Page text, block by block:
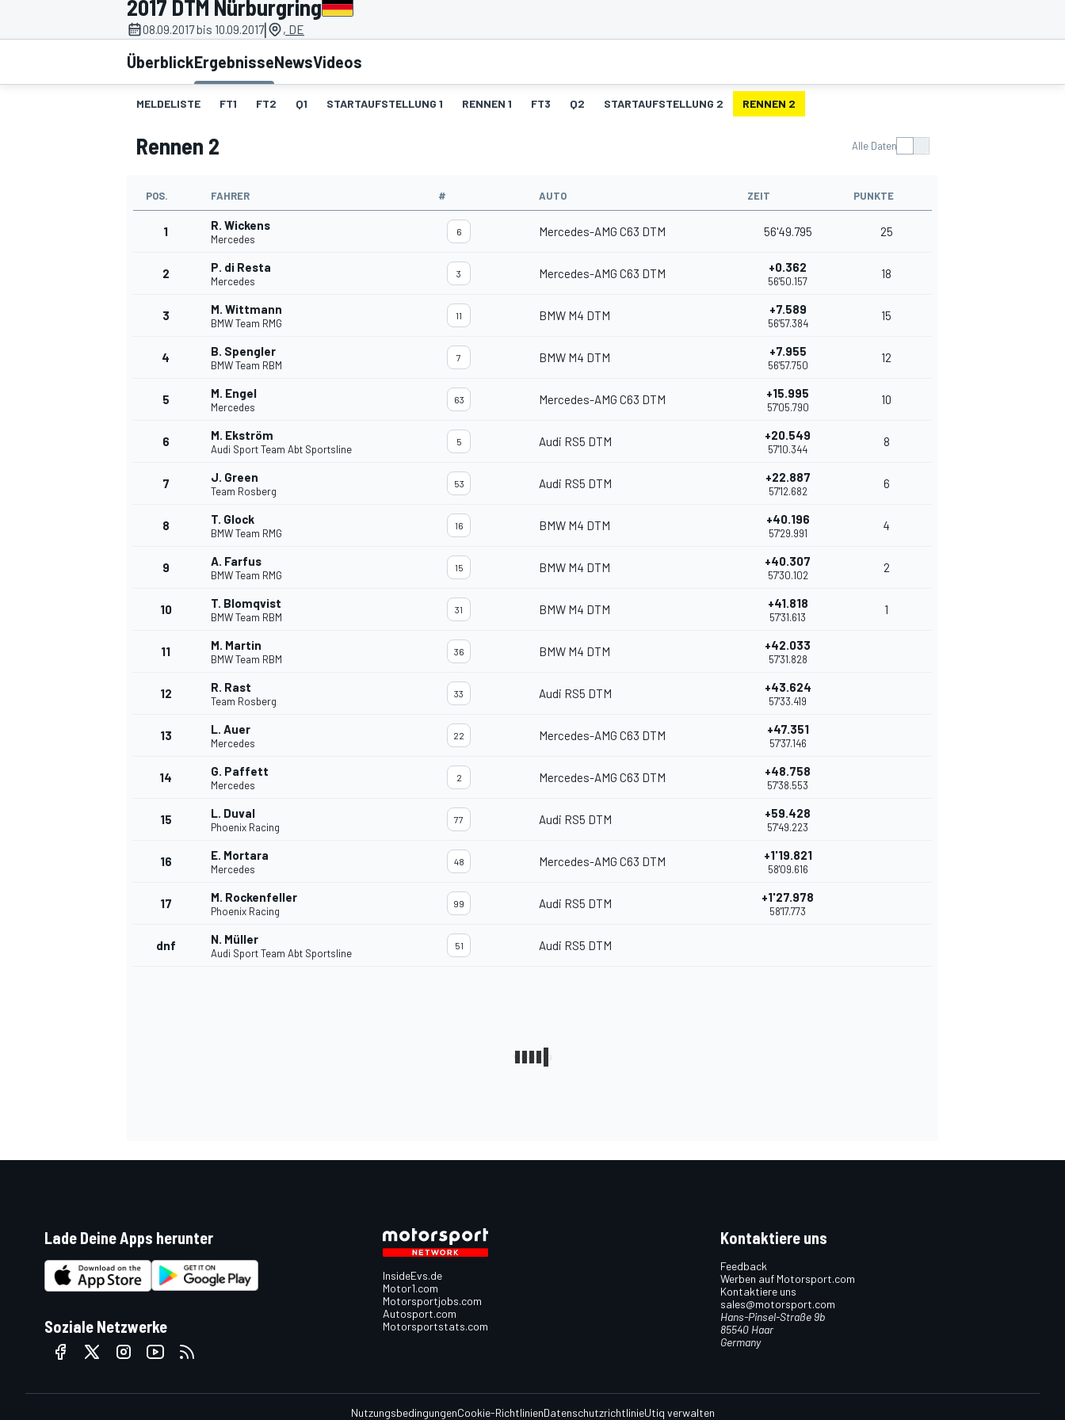
MOTOGP
SPORTWAGEN
2017 DTM Nürburgring
08.09.2017 bis 10.09.2017| , DE
ÜberblickErgebnisseNewsVideos
MELDELISTE FT1 FT2 Q1 STARTAUFSTELLUNG 1 RENNEN 1 FT3 Q2 STARTAUFSTELLUNG 2 RENNEN 2
Rennen 2 Alle Daten
POS. FAHRER # AUTO ZEIT PUNKTE
1 R. Wickens
Mercedes
6 Mercedes-AMG C63 DTM 56'49.795 25
2 P. di Resta
Mercedes
3 Mercedes-AMG C63 DTM +0.362
56'50.157
18
3 M. Wittmann
BMW Team RMG
11 BMW M4 DTM +7.589
56'57.384
15
4 B. Spengler
BMW Team RBM
7 BMW M4 DTM +7.955
56'57.750
12
5 M. Engel
Mercedes
63 Mercedes-AMG C63 DTM +15.995
57'05.790
10
6 M. Ekström
Audi Sport Team Abt Sportsline
5 Audi RS5 DTM +20.549
57'10.344
8
7 J. Green
Team Rosberg
53 Audi RS5 DTM +22.887
57'12.682
6
8 T. Glock
BMW Team RMG
16 BMW M4 DTM +40.196
57'29.991
4
9 A. Farfus
BMW Team RMG
15 BMW M4 DTM +40.307
57'30.102
2
10 T. Blomqvist
BMW Team RBM
31 BMW M4 DTM +41.818
57'31.613
1
11 M. Martin
BMW Team RBM
36 BMW M4 DTM +42.033
57'31.828
12 R. Rast
Team Rosberg
33 Audi RS5 DTM +43.624
57'33.419
13 L. Auer
Mercedes
22 Mercedes-AMG C63 DTM +47.351
57'37.146
14 G. Paffett
Mercedes
2 Mercedes-AMG C63 DTM +48.758
57'38.553
15 L. Duval
Phoenix Racing
77 Audi RS5 DTM +59.428
57'49.223
16 E. Mortara
Mercedes
48 Mercedes-AMG C63 DTM +1'19.821
58'09.616
17 M. Rockenfeller
Phoenix Racing
99 Audi RS5 DTM +1'27.978
58'17.773
dnf N. Müller
Audi Sport Team Abt Sportsline
51 Audi RS5 DTM
Lade Deine Apps herunter
Soziale Netzwerke
InsideEvs.de
Motor1.com
Motorsportjobs.com
Autosport.com
Motorsportstats.com
Kontaktiere uns
Feedback
Werben auf Motorsport.com
Kontaktiere uns
sales@motorsport.com
Hans-Pinsel-Straße 9b
85540 Haar
Germany
NutzungsbedingungenCookie-RichtlinienDatenschutzrichtlinieUtiq verwalten